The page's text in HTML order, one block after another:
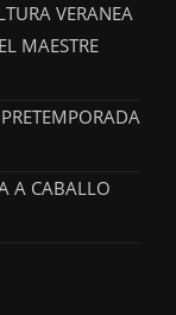
VERANEA
MAESTRE
A CABALLO